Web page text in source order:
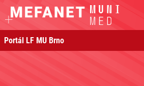
Portál LF MU Brno